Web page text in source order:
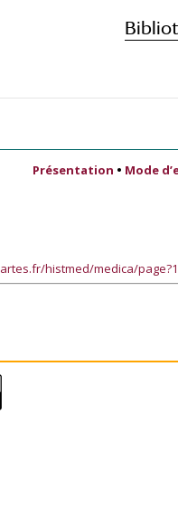
Présentation • Mode
histmed/medica/